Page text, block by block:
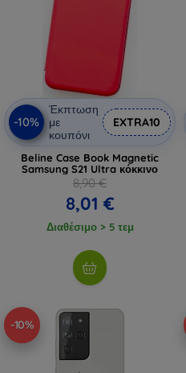
-10%
Έκπτωση
με
κουπόνι
EXTRA10
Beline Case Book Magnetic
Samsung S21 Ultra κόκκινο
8,90 €
8,01 €
Διαθέσιμο > 5 τεμ
-10%